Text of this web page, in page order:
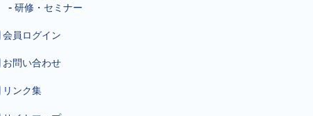
研修・セミナー
会員ログイン
お問い合わせ
リンク集